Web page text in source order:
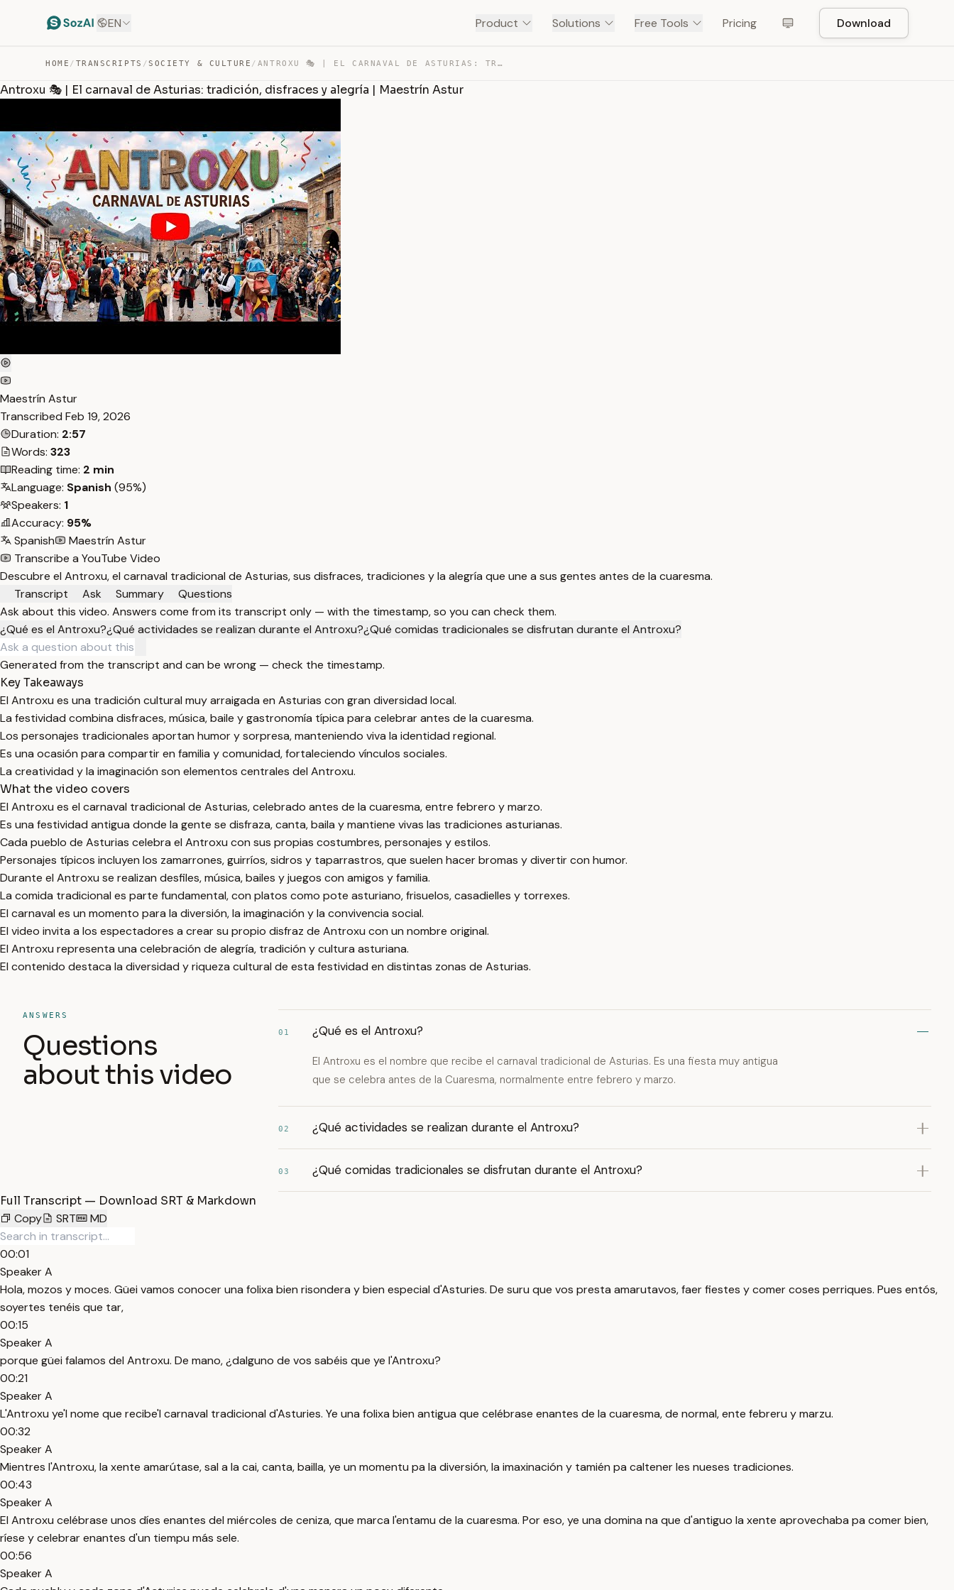
EN Product Solutions Free Tools Pricing Download
HOME / TRANSCRIPTS /SOCIETY & CULTURE / ANTROXU 🎭 | EL CARNAVAL DE ASTURIAS: TRADICIÓN, DISFRAC… — TRANSCRIPT
Antroxu 🎭 | El carnaval de Asturias: tradición, disfraces y alegría | Maestrín Astur
Maestrín Astur
Transcribed Feb 19, 2026
Duration: 2:57
Words: 323
Reading time: 2 min
Language: Spanish (95%)
Speakers: 1
Accuracy: 95%
Spanish
Maestrín Astur
Transcribe a YouTube Video
Descubre el Antroxu, el carnaval tradicional de Asturias, sus disfraces, tradiciones y la alegría que une a sus gentes antes de la cuaresma.
Transcript
Ask Summary
Questions
Ask about this video. Answers come from its transcript only — with the timestamp, so you can check them.
¿Qué es el Antroxu?¿Qué actividades se realizan durante el Antroxu?¿Qué comidas tradicionales se disfrutan durante el Antroxu?
Generated from the transcript and can be wrong — check the timestamp.
Key Takeaways
El Antroxu es una tradición cultural muy arraigada en Asturias con gran diversidad local.
La festividad combina disfraces, música, baile y gastronomía típica para celebrar antes de la cuaresma.
Los personajes tradicionales aportan humor y sorpresa, manteniendo viva la identidad regional.
Es una ocasión para compartir en familia y comunidad, fortaleciendo vínculos sociales.
La creatividad y la imaginación son elementos centrales del Antroxu.
What the video covers
El Antroxu es el carnaval tradicional de Asturias, celebrado antes de la cuaresma, entre febrero y marzo.
Es una festividad antigua donde la gente se disfraza, canta, baila y mantiene vivas las tradiciones asturianas.
Cada pueblo de Asturias celebra el Antroxu con sus propias costumbres, personajes y estilos.
Personajes típicos incluyen los zamarrones, guirríos, sidros y taparrastros, que suelen hacer bromas y divertir con humor.
Durante el Antroxu se realizan desfiles, música, bailes y juegos con amigos y familia.
La comida tradicional es parte fundamental, con platos como pote asturiano, frisuelos, casadielles y torrexes.
El carnaval es un momento para la diversión, la imaginación y la convivencia social.
El video invita a los espectadores a crear su propio disfraz de Antroxu con un nombre original.
El Antroxu representa una celebración de alegría, tradición y cultura asturiana.
El contenido destaca la diversidad y riqueza cultural de esta festividad en distintas zonas de Asturias.
ANSWERS
Questions
about this video
01 ¿Qué es el Antroxu?
El Antroxu es el nombre que recibe el carnaval tradicional de Asturias. Es una fiesta muy antigua
que se celebra antes de la Cuaresma, normalmente entre febrero y marzo.
02 ¿Qué actividades se realizan durante el Antroxu?
03 ¿Qué comidas tradicionales se disfrutan durante el Antroxu?
Full Transcript — Download SRT & Markdown
Copy
SRT MD
00:01
Speaker A
Hola, mozos y moces. Güei vamos conocer una folixa bien risondera y bien especial d'Asturies. De suru que vos presta amarutavos, faer fiestes y comer coses perriques. Pues entós,
soyertes tenéis que tar,
00:15
Speaker A
porque güei falamos del Antroxu. De mano, ¿dalguno de vos sabéis que ye l'Antroxu?
00:21
Speaker A
L'Antroxu ye'l nome que recibe'l carnaval tradicional d'Asturies. Ye una folixa bien antigua que celébrase enantes de la cuaresma, de normal, ente febreru y marzu.
00:32
Speaker A
Mientres l'Antroxu, la xente amarútase, sal a la cai, canta, bailla, ye un momentu pa la diversión, la imaxinación y tamién pa caltener les nueses tradiciones.
00:43
Speaker A
El Antroxu celébrase unos díes enantes del miércoles de ceniza, que marca l'entamu de la cuaresma. Por eso, ye una domina na que d'antiguo la xente aprovechaba pa comer bien,
ríese y celebrar enantes d'un tiempu más sele.
00:56
Speaker A